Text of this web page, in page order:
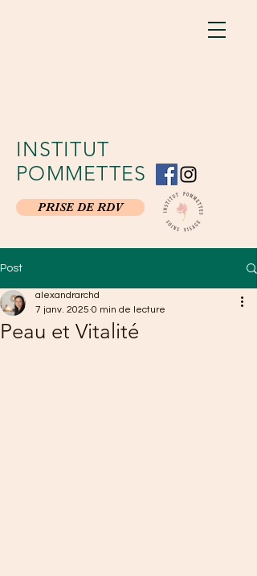
INSTITUT
POMMETTES
PRISE DE RDV
Post
Peau et Vitalité
alexandrarchd
7 janv. 2025 0 min de lecture